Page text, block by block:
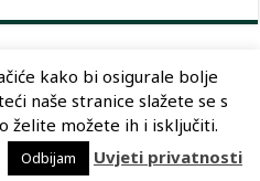
Dizajn
Nova Akropola
kako bi osigurale bolje
naše stranice slažete se s
želite možete ih i isključiti.
Odbijam Uvjeti privatnosti